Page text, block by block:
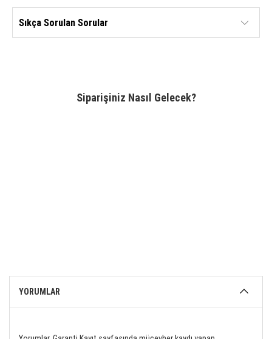
Sıkça Sorulan Sorular
Siparişiniz Nasıl Gelecek?
YORUMLAR